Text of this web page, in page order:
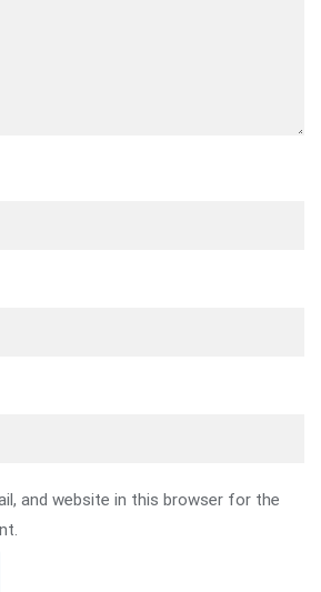
and website in this browser for the